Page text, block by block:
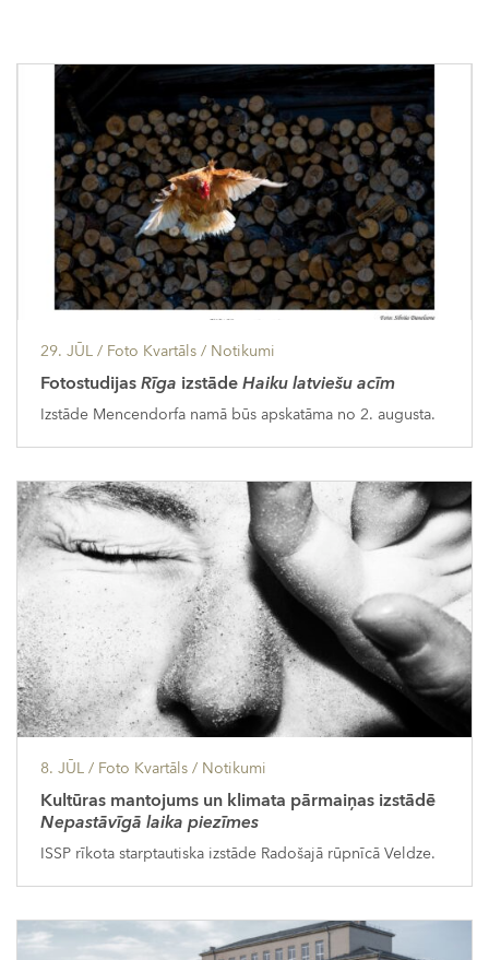
29. JŪL / Foto Kvartāls / Notikumi
FotostudijasRīga izstādeHaiku latviešu acīm
Izstāde Mencendorfa namā būs apskatāma no 2. augusta.
8. JŪL / Foto Kvartāls / Notikumi
Kultūras mantojums un klimata pārmaiņas izstādē
Nepastāvīgā laika piezīmes
ISSP rīkota starptautiska izstāde Radošajā rūpnīcā Veldze.